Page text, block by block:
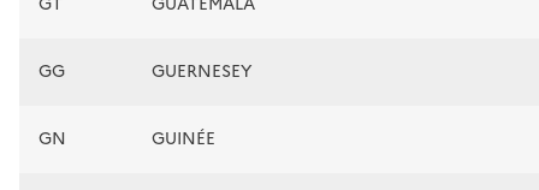
GG GUERNESEY
GN GUINÉE